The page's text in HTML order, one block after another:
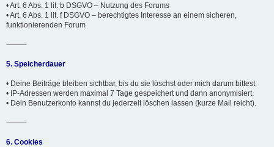
• Art. 6 Abs. 1 lit. b DSGVO – Nutzung des Forums
• Art. 6 Abs. 1 lit. f DSGVO – berechtigtes Interesse an einem sicheren,
funktionierenden Forum
⸻
5. Speicherdauer
• Deine Beiträge bleiben sichtbar, bis du sie löschst oder mich darum bittest.
• IP-Adressen werden maximal 7 Tage gespeichert und dann anonymisiert.
• Dein Benutzerkonto kannst du jederzeit löschen lassen (kurze Mail reicht).
⸻
6. Cookies